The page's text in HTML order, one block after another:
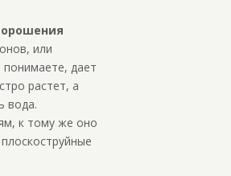
орошения
или
дает
растет, а
вода.
к тому же оно